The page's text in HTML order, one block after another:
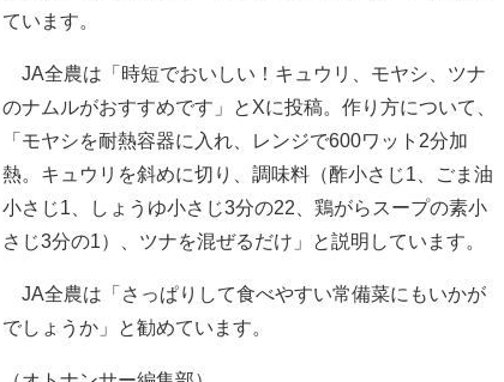
ています。
JA全農は「時短でおいしい！キュウリ、モヤシ、ツナ
のナムルがおすすめです」とXに投稿。作り方について、
「モヤシを耐熱容器に入れ、レンジで600ワット2分加
熱。キュウリを斜めに切り、調味料（酢小さじ1、ごま油
小さじ1、しょうゆ小さじ3分の22、鶏がらスープの素小
さじ3分の1）、ツナを混ぜるだけ」と説明しています。
JA全農は「さっぱりして食べやすい常備菜にもいかが
でしょうか」と勧めています。